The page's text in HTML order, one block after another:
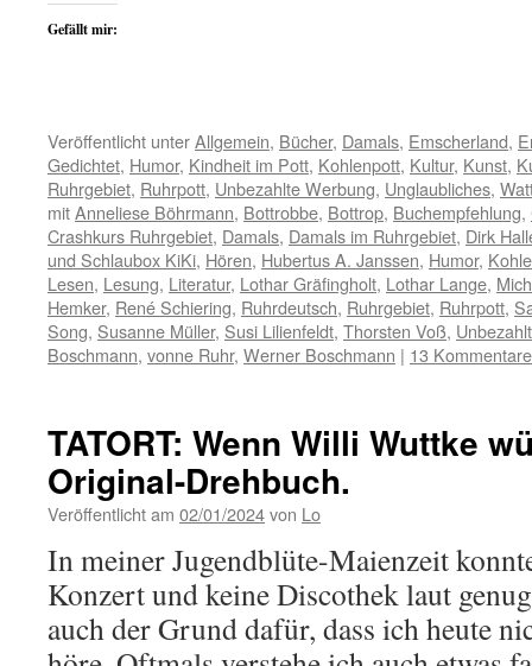
Gefällt mir:
Veröffentlicht unterAllgemein, Bücher, Damals, Emscherland,
Gedichtet, Humor, Kindheit im Pott, Kohlenpott, Kultur, Kunst,
Ruhrgebiet, Ruhrpott, Unbezahlte Werbung, Unglaubliches,
mitAnneliese Böhrmann, Bottrobbe, Bottrop, Buchempfehlung,
Crashkurs Ruhrgebiet, Damals, Damals im Ruhrgebiet, Dirk
und Schlaubox KiKi, Hören, Hubertus A. Janssen, Humor,
Lesen, Lesung, Literatur, Lothar Gräfingholt, Lothar Lange,
Hemker, René Schiering, Ruhrdeutsch, Ruhrgebiet, Ruhrpott,
Song, Susanne Müller, Susi Lilienfeldt, Thorsten Voß,
Boschmann, vonne Ruhr, Werner Boschmann | 13 Kommentare
TATORT: Wenn Willi Wuttke
Original-Drehbuch.
Veröffentlicht am 02/01/2024von Lo
In meiner Jugendblüte-Maienzeit
Konzert und keine Discothek laut
auch der Grund dafür, dass ich heute